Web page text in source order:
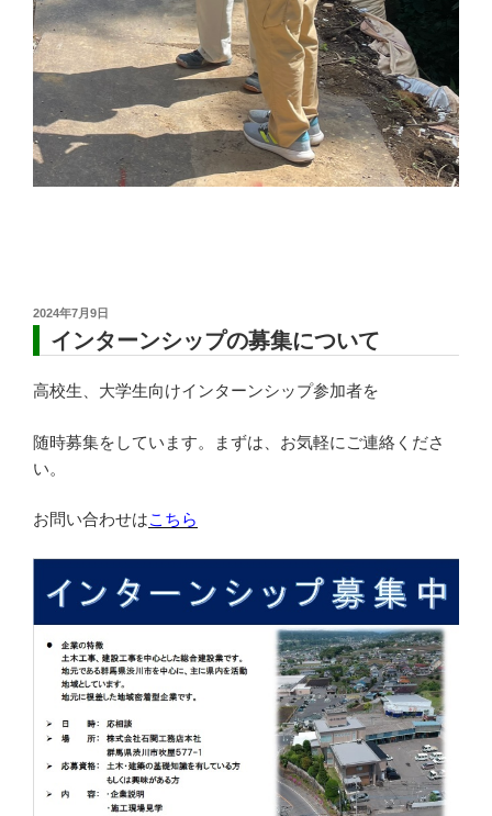
投
2024年7月9日
インターンシップの募集について
高校生、大学生向けインターンシップ参加者を
随時募集をしています。まずは、お気軽にご連絡くださ
い。
お問い合わせはこちら